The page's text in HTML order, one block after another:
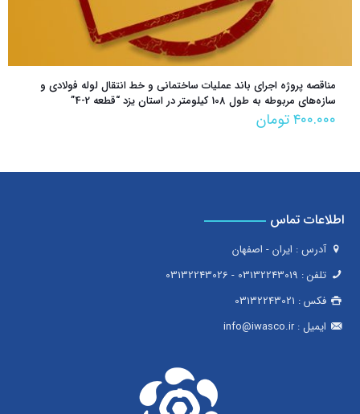
مناقصه پروژه اجرای باند عملیات ساختمانی و خط انتقال لوله فولادی و
سازه‌های مربوطه به طول 108 کیلومتر در استان یزد “قطعه 2-4”
۴۰۰.۰۰۰تومان
اطلاعات تماس
آدرس : ایران - اصفهان
تلفن : 03132243019
-
03132243026
فکس : 03132243021
ایمیل :info@iwasco.ir